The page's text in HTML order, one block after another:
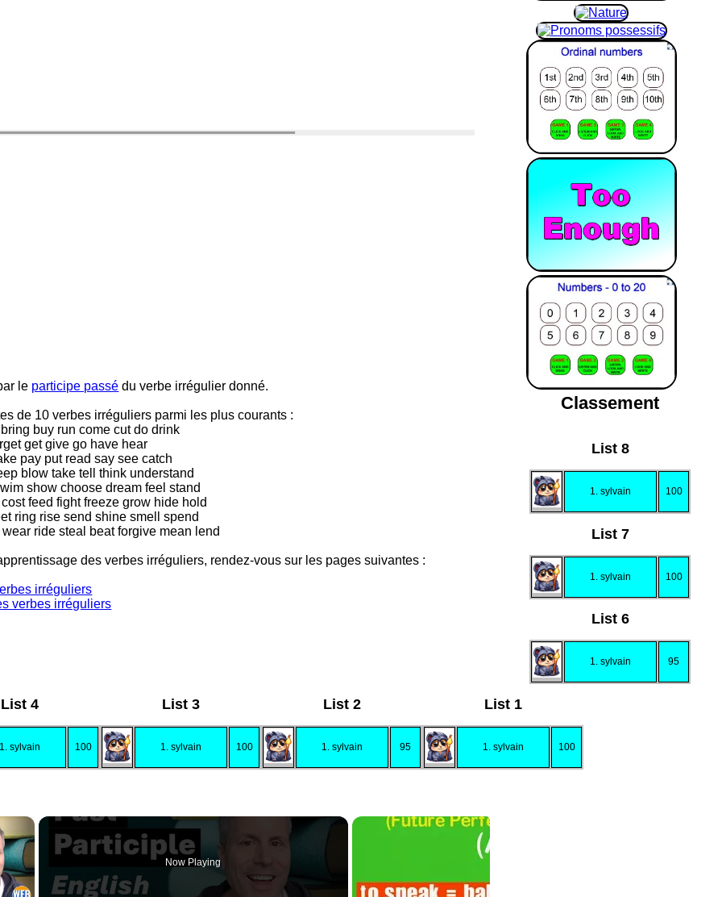
le participe passé du verbe irrégulier donné.
de 10 verbes irréguliers parmi les plus courants :
buy run come cut do drink
get give go have hear
pay put read say see catch
blow take tell think understand
show choose dream feel stand
feed fight freeze grow hide hold
ring rise send shine smell spend
ride steal beat forgive mean lend
des verbes irréguliers, rendez-vous sur les pages suivantes :
irréguliers
verbes irréguliers
Classement
List 8
1. sylvain 100
List 7
1. sylvain 100
List 6
1. sylvain 95
List 4
1. sylvain 100
List 3
1. sylvain 100
List 2
1. sylvain 95
List 1
1. sylvain 100
×
Video
Now Playing